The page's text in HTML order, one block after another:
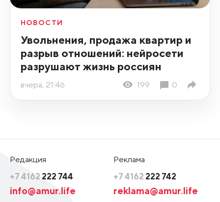
НОВОСТИ
Увольнения, продажа квартир и
разрыв отношений: нейросети
разрушают жизнь россиян
вчера, 21:46 199 0
Редакция
+7 4162 222 744
info@amur.life
Реклама
+7 4162 222 742
reklama@amur.life